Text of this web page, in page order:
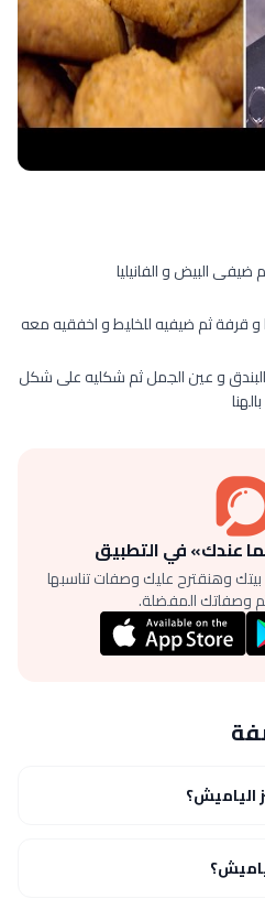
ضيفى البيض و الفانيليا
قرفة ثم ضيفيه للخليط و اخفقيه معه
و عين الجمل ثم شكليه على شكل
عندك» في التطبيق
وهنقترح عليك وصفات تناسبها
وصفاتك المفضلة.